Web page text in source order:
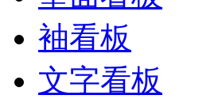
袖看板
文字看板